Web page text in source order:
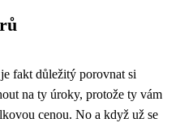
fakt důležitý porovnat si
na ty úroky, protože ty vám
cenou. No a když už se